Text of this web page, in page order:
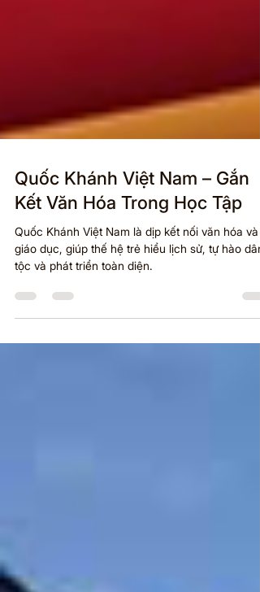
Quốc Khánh Việt Nam – Gắn
Kết Văn Hóa Trong Học Tập
Quốc Khánh Việt Nam là dịp kết nối văn hóa và
giáo dục, giúp thế hệ trẻ hiểu lịch sử, tự hào dân
tộc và phát triển toàn diện.